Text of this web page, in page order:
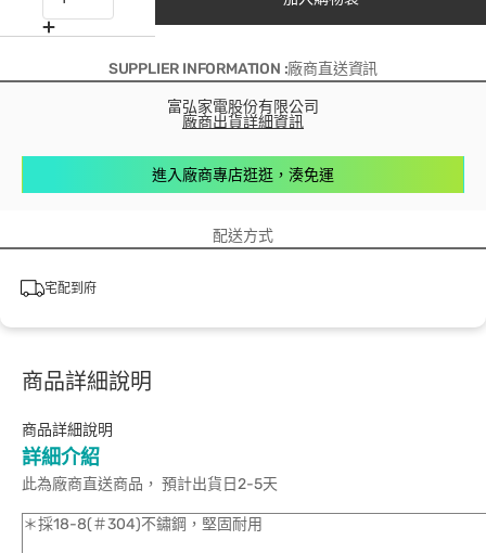
SUPPLIER INFORMATION :廠商直送資訊
富弘家電股份有限公司
廠商出貨詳細資訊
進入廠商專店逛逛，湊免運
配送方式
宅配到府
商品詳細說明
商品詳細說明
詳細介紹
此為廠商直送商品， 預計出貨日2-5天
＊採18-8(＃304)不鏽鋼，堅固耐用